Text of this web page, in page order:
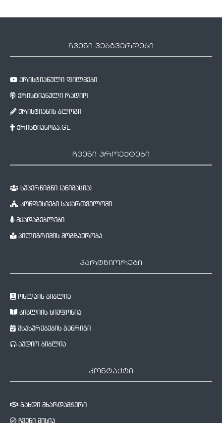
ჩვენი ვებგვერდები
ქრისტიანული ფილმები
ქრისტიანული რადიო
ქრისტიანის ბლოგი
ქრისტიანობა.GE
ჩვენი პროექტები
სუპერწიგნი (ანიმაცია)
კონფესიები საქართველოში
მქადაგებლები
პილიგრიმის მოგზაურობა
პარტნიორები
ონლაინ ბიბლია
ბიბლიის სიმფონია
მსახურებების განრიგი
აუდიო ბიბლია
კონტაქტი
გახდი მხარდამჭერი
ჩვენი მისია